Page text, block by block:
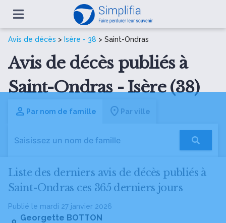
Avis de décès > Isère - 38 > Saint-Ondras
Avis de décès publiés à
Saint-Ondras - Isère (38)
Par nom de famille Par ville
Liste des derniers avis de décès publiés à
Saint-Ondras ces 365 derniers jours
Publié le mardi 27 janvier 2026
Georgette BOTTON